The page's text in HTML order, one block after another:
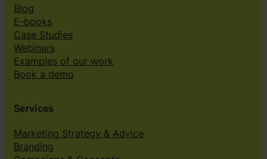
Blog
E-books
Case Studies
Webinars
Examples of our work
Book a demo
Services
Marketing Strategy & Advice
Branding